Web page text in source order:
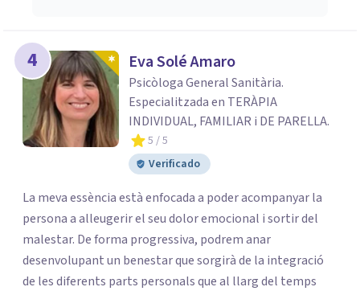
4 Eva Solé Amaro
Psicòloga General Sanitària.
Especialitzada en TERÀPIA
INDIVIDUAL, FAMILIAR i DE PARELLA.
5 / 5
Verificado
La meva essència està enfocada a poder acompanyar la
persona a alleugerir el seu dolor emocional i sortir del
malestar. De forma progressiva, podrem anar
desenvolupant un benestar que sorgirà de la integració
de les diferents parts personals que al llarg del temps